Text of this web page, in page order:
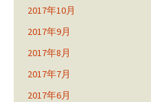
2017年10月
2017年9月
2017年8月
2017年7月
2017年6月